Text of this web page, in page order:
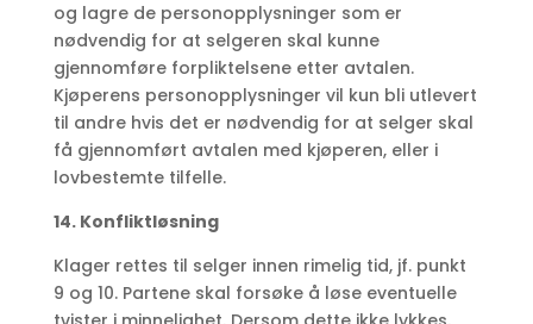
og lagre de personopplysninger som er
nødvendig for at selgeren skal kunne
gjennomføre forpliktelsene etter avtalen.
Kjøperens personopplysninger vil kun bli utlevert
til andre hvis det er nødvendig for at selger skal
få gjennomført avtalen med kjøperen, eller i
lovbestemte tilfelle.
14. Konfliktløsning
Klager rettes til selger innen rimelig tid, jf. punkt
9 og 10. Partene skal forsøke å løse eventuelle